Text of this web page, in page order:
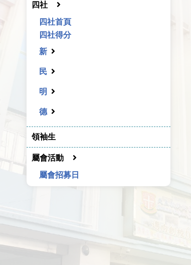
四社
四社首頁
四社得分
新
民
明
德
領袖生
屬會活動
屬會招募日